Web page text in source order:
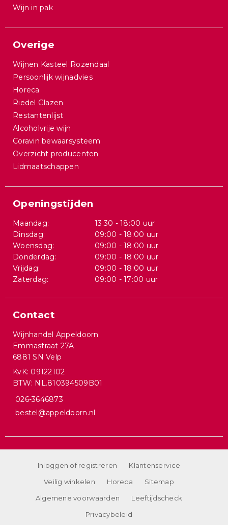
Wijn in pak
Overige
Wijnen Kasteel Rozendaal
Persoonlijk wijnadvies
Horeca
Riedel Glazen
Restantenlijst
Alcoholvrije wijn
Coravin bewaarsysteem
Overzicht producenten
Lidmaatschappen
Openingstijden
Maandag:
13:30 - 18:00 uur
Dinsdag:
09:00 - 18:00 uur
Woensdag:
09:00 - 18:00 uur
Donderdag:
09:00 - 18:00 uur
Vrijdag:
09:00 - 18:00 uur
Zaterdag:
09:00 - 17:00 uur
Contact
Wijnhandel Appeldoorn
Emmastraat 27A
6881 SN Velp
KvK: 09122102
BTW: NL.810394509B01
026-3646873
bestel@appeldoorn.nl
Inloggen of registreren
Klantenservice
Veilig winkelen
Horeca
Sitemap
Algemene voorwaarden
Leeftijdscheck
Privacybeleid